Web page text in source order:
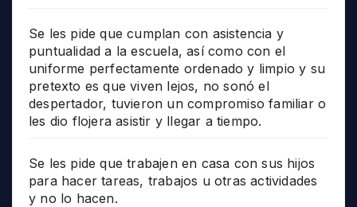
Se les pide que cumplan con asistencia y
puntualidad a la escuela, así como con el
uniforme perfectamente ordenado y limpio y su
pretexto es que viven lejos, no sonó el
despertador, tuvieron un compromiso familiar o
les dio flojera asistir y llegar a tiempo.
Se les pide que trabajen en casa con sus hijos
para hacer tareas, trabajos u otras actividades
y no lo hacen.